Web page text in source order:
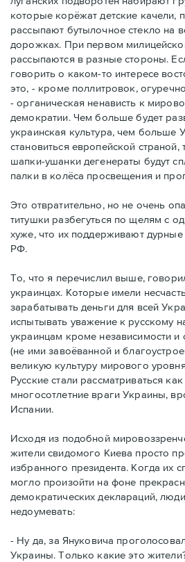
которые корёжат детские качели,
рассыпают бутылочное стекло на
дорожках. При первом
рассыпаются в разные стороны.
говорить о каком-то интересе
это, - кроме поллитровок,
- органическая ненависть к
демократии. Чем больше будет
украинская культура, чем больше
становиться европейской
шапки-ушанки дегенераты будут
палки в колёса просвещения и
Это отвратительно, но не очень
титушки разбегуться по щелям с
хуже, что их поддерживают
РФ.
То, что я перечислил выше,
украинцах. Которые имели
зарабатывать деньги для всей
испытывать уважение к русскому
украинцам кроме независимости
(не ими завоёванной и
великую культуру мирового
Русские стали рассматриваться
многосотлетние враги Украины,
Испании.
Исходя из подобной
жители свидомого Киева просто
избранного президента. Когда их
могло произойти на фоне
демократических деклараций,
недоумевать:
- Ну да, за Януковича
Украины. Только какие это